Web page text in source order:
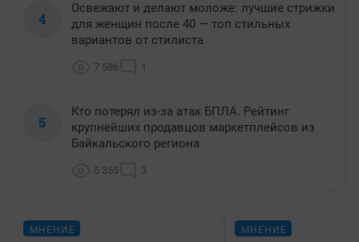
4
Освежают и делают моложе: лучшие стрижки
для женщин после 40 — топ стильных
вариантов от стилиста
7 586 1
5
Кто потерял из-за атак БПЛА. Рейтинг
крупнейших продавцов маркетплейсов из
Байкальского региона
5 355 3
МНЕНИЕ МНЕНИЕ